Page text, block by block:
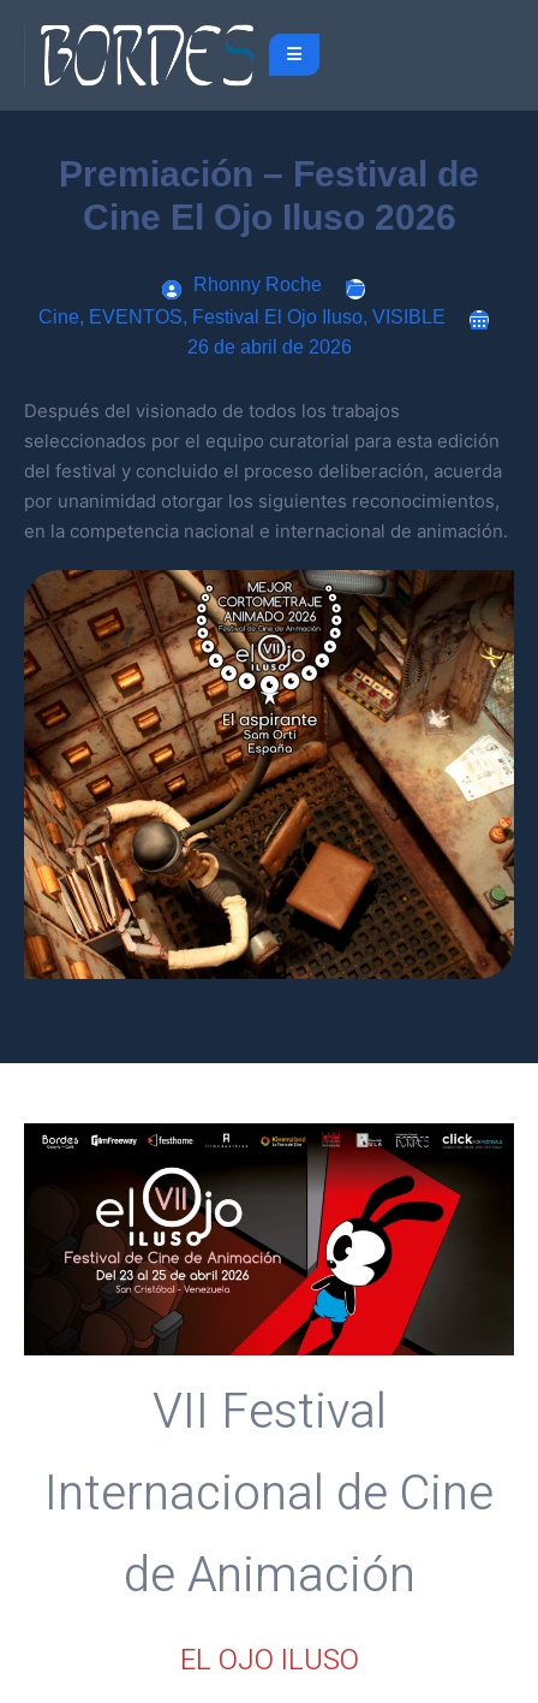
Premiación – Festival de
Cine El Ojo Iluso 2026
Rhonny Roche
Cine, EVENTOS, Festival El Ojo Iluso, VISIBLE
26 de abril de 2026
Después del visionado de todos los trabajos
seleccionados por el equipo curatorial para esta edición
del festival y concluido el proceso deliberación, acuerda
por unanimidad otorgar los siguientes reconocimientos,
en la competencia nacional e internacional de animación.
VII Festival
Internacional de Cine
de Animación
EL OJO ILUSO